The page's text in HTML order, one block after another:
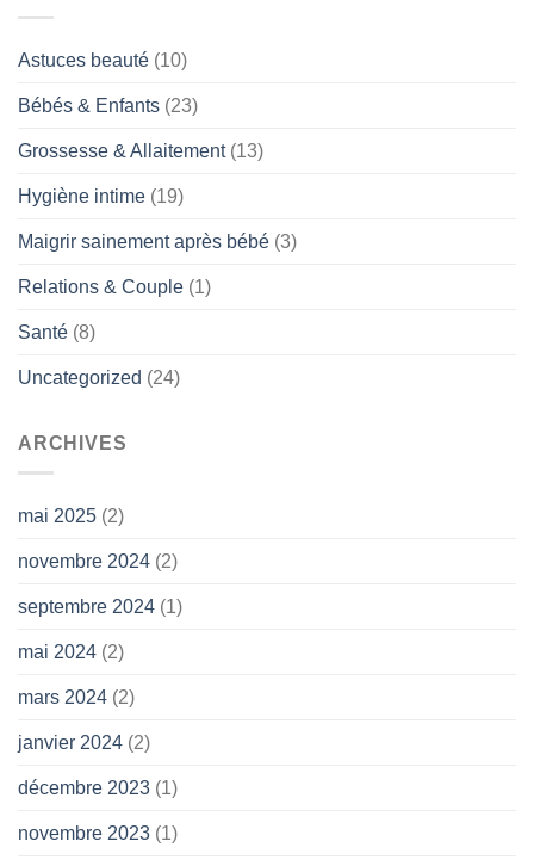
Astuces beauté (10)
Bébés & Enfants (23)
Grossesse & Allaitement(13)
Hygiène intime (19)
Maigrir sainement après bébé (3)
Relations & Couple (1)
Santé (8)
Uncategorized (24)
ARCHIVES
mai 2025 (2)
novembre 2024 (2)
septembre 2024 (1)
mai 2024 (2)
mars 2024 (2)
janvier 2024 (2)
décembre 2023 (1)
novembre 2023 (1)